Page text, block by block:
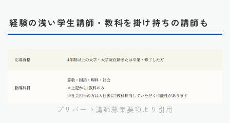
経験の浅い学生講師・教科を掛け持ちの講師も
プリバート講師募集要項より引用